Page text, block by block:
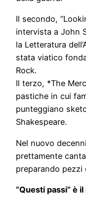
Il secondo,
intervista a John
la Letteratura
stata viatico
Rock.
Il terzo, *The
pastiche in cui
punteggiano
Shakespeare.
Nel nuovo
prettamente
preparando
“Questi passi” è